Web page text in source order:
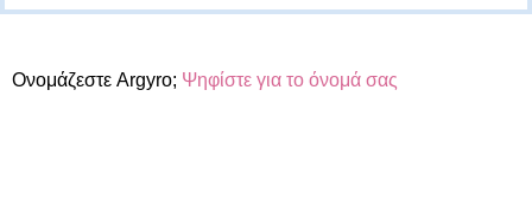
Ονομάζεστε Argyro; Ψηφίστε για το όνομά σας